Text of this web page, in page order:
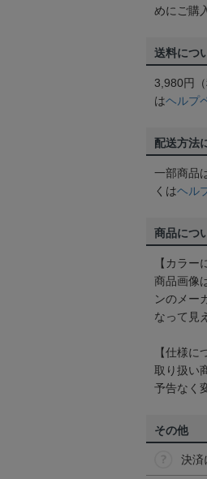
めにご購
送料につ
3,980円
はヘルプ
配送方法
一部商品
くはヘル
商品につ
【カラー
商品画像
ンのメー
なって見
【仕様に
取り扱い
予告なく
その他
決済